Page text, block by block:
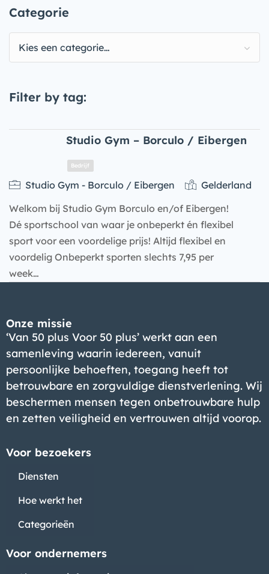
Categorie
Kies een categorie…
Filter by tag:
Studio Gym – Borculo / Eibergen
Bedrijf
Studio Gym - Borculo / Eibergen
Gelderland
Welkom bij Studio Gym Borculo en/of Eibergen!
Dé sportschool van waar je onbeperkt én flexibel
sport voor een voordelige prijs! Altijd flexibel en
voordelig Onbeperkt sporten slechts 7,95 per
week…
Onze missie
‘Van 50 plus Voor 50 plus’ werkt aan een
samenleving waarin iedereen, vanuit
persoonlijke behoeften, toegang heeft tot
betrouwbare en zorgvuldige dienstverlening. Wij
beschermen mensen tegen onbetrouwbare hulp
en zetten veiligheid en vertrouwen altijd voorop.
Voor bezoekers
Diensten
Hoe werkt het
Categorieën
Voor ondernemers